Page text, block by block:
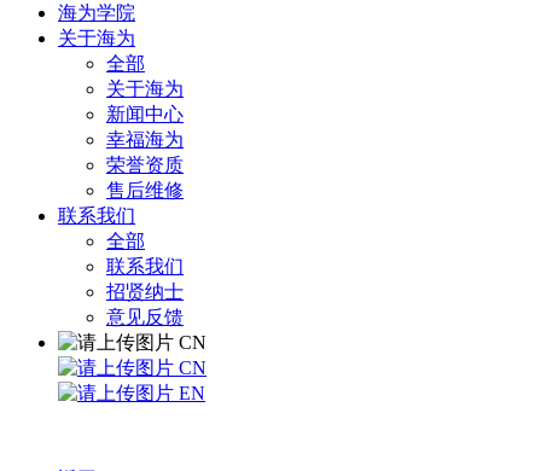
海为学院
关于海为
全部
关于海为
新闻中心
幸福海为
荣誉资质
售后维修
联系我们
全部
联系我们
招贤纳士
意见反馈
CN
CN
EN